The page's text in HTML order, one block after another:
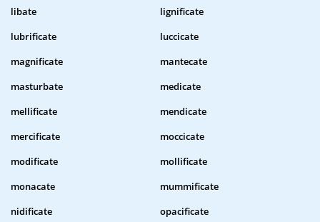
libate
lignificate
lubrificate
luccicate
magnificate
mantecate
masturbate
medicate
mellificate
mendicate
mercificate
moccicate
modificate
mollificate
monacate
mummificate
nidificate
opacificate